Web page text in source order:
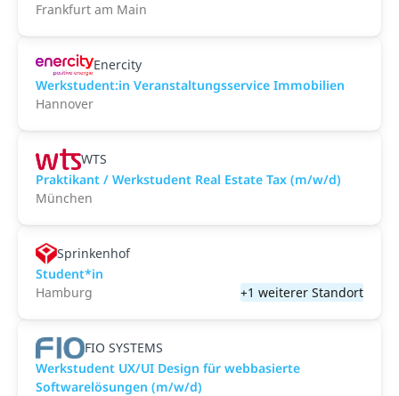
Frankfurt am Main
Enercity
Werkstudent:in Veranstaltungsservice Immobilien
Hannover
WTS
Praktikant / Werkstudent Real Estate Tax (m/w/d)
München
Sprinkenhof
Student*in
Hamburg
+1 weiterer Standort
FIO SYSTEMS
Werkstudent UX/UI Design für webbasierte
Softwarelösungen (m/w/d)